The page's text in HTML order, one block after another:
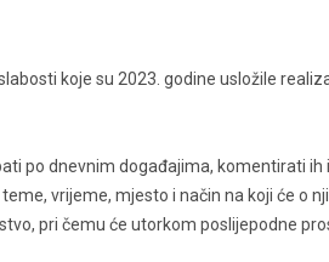
koje su 2023. godine usložile
po dnevnim događajima, komentirati
vrijeme, mjesto i način na koji će o
pri čemu će utorkom poslijepodne